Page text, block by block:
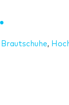
Brautschuhe,